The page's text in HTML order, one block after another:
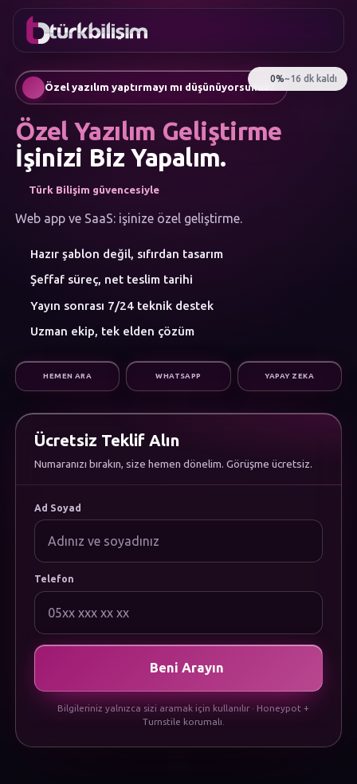
FAVORILER
Mobil Uygulama
AI Chatbot & Müşteri Asistanları
Sosyal Medya Yönetimi
Google Ads & Performans Pazarlaması
E-Ticaret
Yapay Zeka
Atölye
KATEGORILERI
Web Yazılım
Mobil Uygulama
Dijital Pazarlama
Hakkımızda
Kariyer
Dökümanlar
Uygulamamızı İndirin
Gizlilik Politikası
Çerez Politikası
Kullanım Koşulları
İletişim
0216
755 3
555
Türkçe
Özel yazılım yaptırmayı mı düşünüyorsunuz?
Özel Yazılım Geliştirme
İşinizi Biz Yapalım.
Türk Bilişim güvencesiyle
Web app ve SaaS: işinize özel geliştirme.
Hazır şablon değil, sıfırdan tasarım
Şeffaf süreç, net teslim tarihi
Yayın sonrası 7/24 teknik destek
Uzman ekip, tek elden çözüm
HEMEN ARA WHATSAPP YAPAY ZEKA
Ücretsiz Teklif Alın
Numaranızı bırakın, size hemen dönelim. Görüşme ücretsiz.
Ad Soyad
Telefon
Beni Arayın
Bilgileriniz yalnızca sizi aramak için kullanılır · Honeypot +
Turnstile korumalı.